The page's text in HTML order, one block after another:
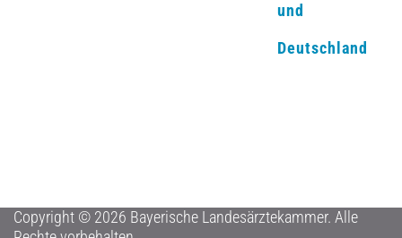
und
Deutschland
Copyright © 2026 Bayerische Landesärztekammer. Alle